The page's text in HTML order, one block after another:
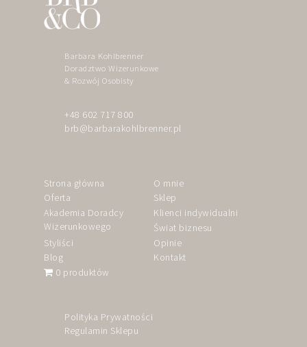
Barbara Kohlbrenner
Doradztwo Wizerunkowe
& Rozwój Osobisty
+48 602 717 800
brb@barbarakohlbrenner.pl
Strona główna
O mnie
Oferta
Sklep
Akademia Doradcy
Wizerunkowego
Klienci indywidualni
Świat biznesu
Styliści
Opinie
Blog
Kontakt
0 produktów
Polityka Prywatności
Regulamin Sklepu